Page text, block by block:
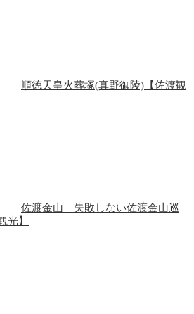
順徳天皇火葬塚(真野御陵)【佐渡観
佐渡金山 失敗しない佐渡金山巡
光】